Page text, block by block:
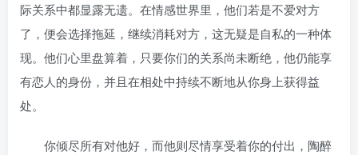
际关系中都显露无遗。在情感世界里，他们若是不爱对方
了，便会选择拖延，继续消耗对方，这无疑是自私的一种体
现。他们心里盘算着，只要你们的关系尚未断绝，他仍能享
有恋人的身份，并且在相处中持续不断地从你身上获得益
处。
你倾尽所有对他好，而他则尽情享受着你的付出，陶醉